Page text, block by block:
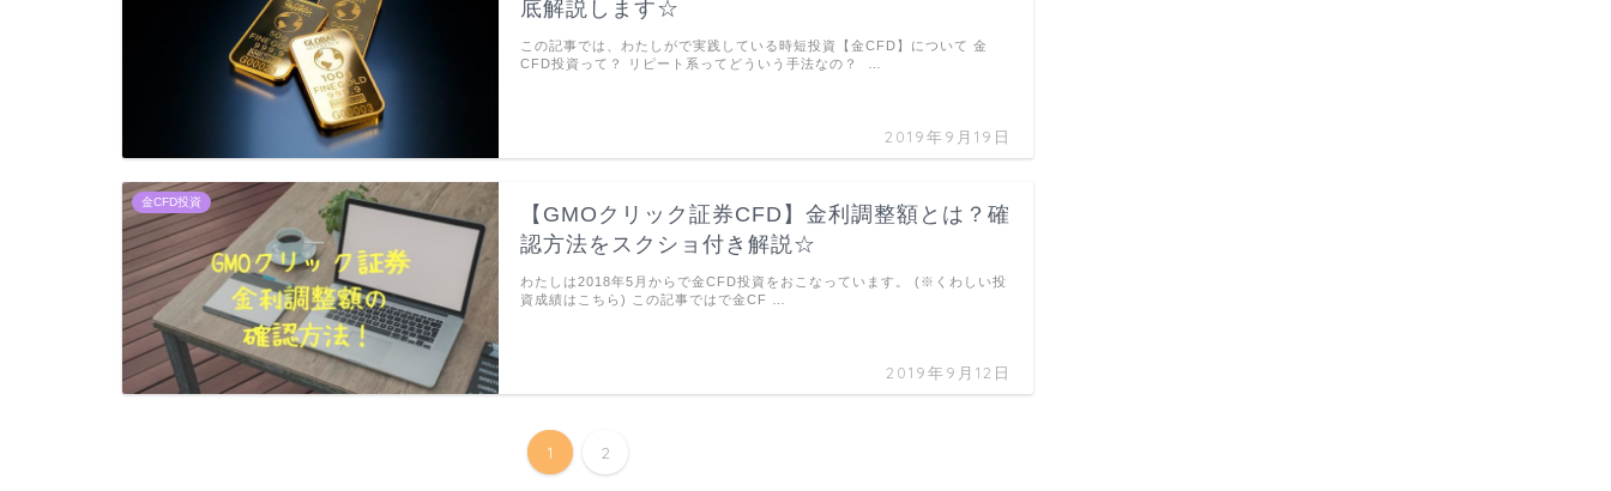
底解説します☆
2019年9月19日
この記事では、わたしがで実践している時短投資【金CFD】について 金
CFD投資って？ リピート系ってどういう手法なの？ …
金CFD投資
【GMOクリック証券CFD】金利調整額とは？確
認方法をスクショ付き解説☆
2019年9月12日
わたしは2018年5月からで金CFD投資をおこなっています。 (※くわしい投
資成績はこちら) この記事ではで金CF …
1 2